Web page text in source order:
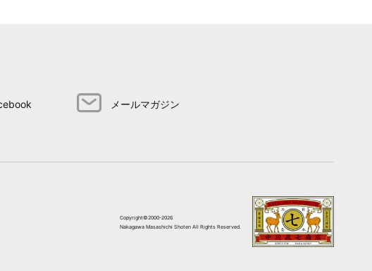
メールマガジン
Copyright©2000-2026
Nakagawa Masashichi Shoten All Rights Reserved.